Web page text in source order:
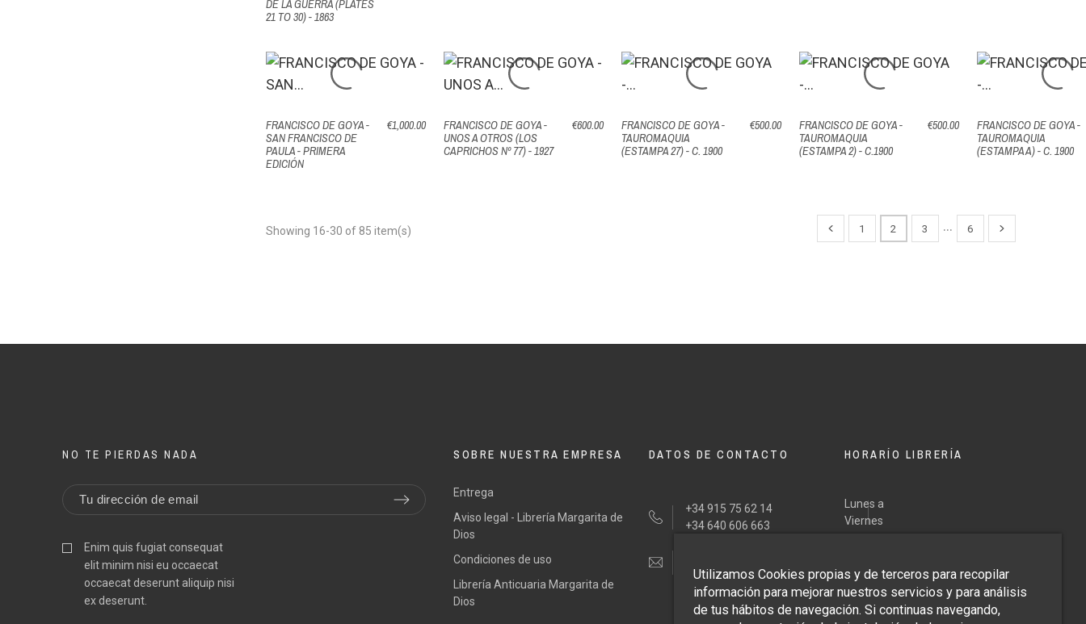
Utilizamos Cookies propias y de terceros para recopilar
información para mejorar nuestros servicios y para análisis
de tus hábitos de navegación. Si continuas navegando,
DE LA GUERRA (PLATES
21 TO 30) - 1863
FRANCISCO DE GOYA -
SAN FRANCISCO DE
PAULA - PRIMERA
EDICIÓN
€1,000.00
FRANCISCO DE GOYA -
UNOS A OTROS (LOS
CAPRICHOS Nº 77) - 1927
€600.00
FRANCISCO DE GOYA -
TAUROMAQUIA
(ESTAMPA 27) - C. 1900
€500.00
FRANCISCO DE GOYA -
TAUROMAQUIA
(ESTAMPA 2) - C.1900
€500.00
FRANCISCO DE GOYA -
TAUROMAQUIA
(ESTAMPA A) - C. 1900
Showing 16-30 of 85 item(s) 1 2 3 … 6
NO TE PIERDAS NADA
Enim quis fugiat consequat
elit minim nisi eu occaecat
occaecat deserunt aliquip nisi
ex deserunt.
SOBRE NUESTRA EMPRESA
Entrega
Aviso legal - Librería Margarita de
Dios
Condiciones de uso
Librería Anticuaria Margarita de
Dios
DATOS DE CONTACTO
+34 915 75 62 14
+34 640 606 663
HORARÍO LIBRERÍA
Lunes a
Viernes
10,30 a
14,00.
a
20,30
Bajo cita
previa.
Cerrado